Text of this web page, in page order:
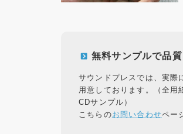
無料サンプルで品
サウンドプレスでは、実際
用意しております。（全用
CDサンプル）
こちらのお問い合わせペー